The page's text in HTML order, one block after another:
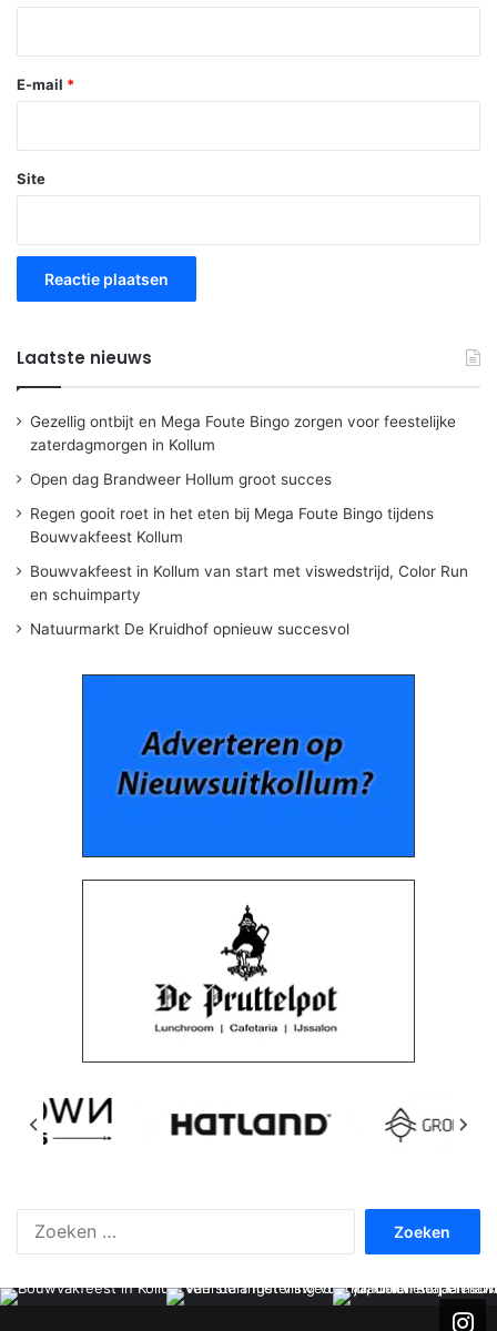
E-mail *
Site
Laatste nieuws
Gezellig ontbijt en Mega Foute Bingo zorgen voor feestelijke
zaterdagmorgen in Kollum
Open dag Brandweer Hollum groot succes
Regen gooit roet in het eten bij Mega Foute Bingo tijdens
Bouwvakfeest Kollum
Bouwvakfeest in Kollum van start met viswedstrijd, Color Run
en schuimparty
Natuurmarkt De Kruidhof opnieuw succesvol